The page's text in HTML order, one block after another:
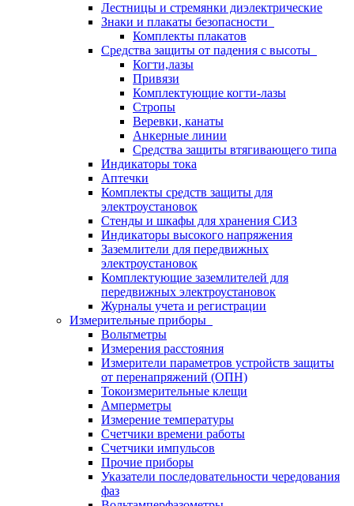
Лестницы и стремянки диэлектрические
Знаки и плакаты безопасности
Комплекты плакатов
Средства защиты от падения с высоты
Когти,лазы
Привязи
Комплектующие когти-лазы
Стропы
Веревки, канаты
Анкерные линии
Средства защиты втягивающего типа
Индикаторы тока
Аптечки
Комплекты средств защиты для
электроустановок
Стенды и шкафы для хранения СИЗ
Индикаторы высокого напряжения
Заземлители для передвижных
электроустановок
Комплектующие заземлителей для
передвижных электроустановок
Журналы учета и регистрации
Измерительные приборы
Вольтметры
Измерения расстояния
Измерители параметров устройств защиты
от перенапряжений (ОПН)
Токоизмерительные клещи
Амперметры
Измерение температуры
Счетчики времени работы
Счетчики импульсов
Прочие приборы
Указатели последовательности чередования
фаз